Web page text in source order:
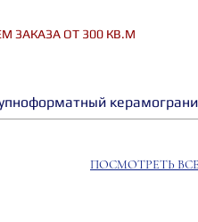
ОТ 300 КВ.М
ПОСМОТРЕТЬ